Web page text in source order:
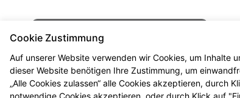
Mehr Produktinformationen
Cookie Zustimmung
Auf unserer Website verwenden wir Cookies, um Inhalte
dieser Website benötigen Ihre Zustimmung, um
„Alle Cookies zulassen“ alle Cookies akzeptieren, durch
notwendige Cookies akzeptieren, oder durch Klick auf